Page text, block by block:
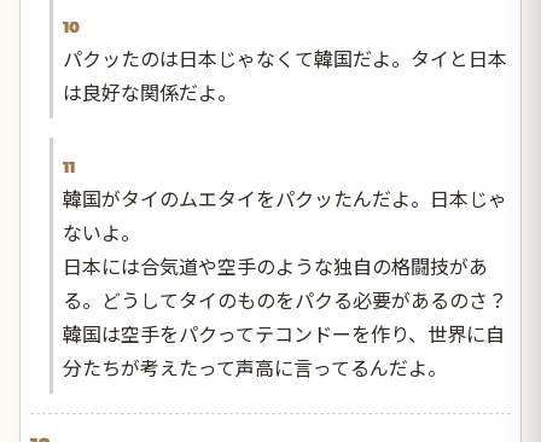
10
パクッたのは日本じゃなくて韓国だよ。タイと日本
は良好な関係だよ。
11
韓国がタイのムエタイをパクッたんだよ。日本じゃ
ないよ。
日本には合気道や空手のような独自の格闘技があ
る。どうしてタイのものをパクる必要があるのさ？
韓国は空手をパクってテコンドーを作り、世界に自
分たちが考えたって声高に言ってるんだよ。